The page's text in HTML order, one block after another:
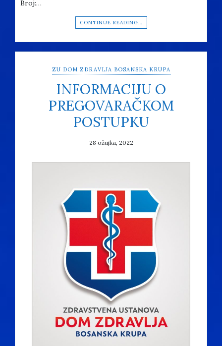
Broj:…
CONTINUE READING…
ZU DOM ZDRAVLJA BOSANSKA KRUPA
INFORMACIJU O
PREGOVARAČKOM
POSTUPKU
28 ožujka, 2022